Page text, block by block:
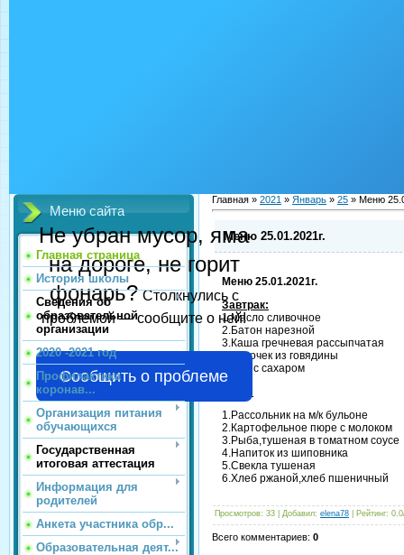
Не убран мусор, яма
на дороге, не горит
фонарь? Столкнулись с
проблемой — сообщите о ней!
Сообщить о проблеме
Меню сайта
Главная страница
История школы
Сведения об
образовательной
организации
2020 -2021 год
Профилактика
коронав...
Организация питания
обучающихся
Государственная
итоговая аттестация
Информация для
родителей
Анкета участника обр...
Образовательная деят...
Главная » 2021 » Январь » 25 » Меню
Меню 25.01.2021г.
Меню 25.01.2021г.
Завтрак:
1.Масло сливочное
2.Батон нарезной
3.Каша гречневая рассыпчатая
4.Биточек из говядины
5.Чай с сахаром
1.Рассольник на м/к бульоне
2.Картофельное пюре с молоком
3.Рыба,тушеная в томатном соусе
4.Напиток из шиповника
5.Свекла тушеная
6.Хлеб ржаной,хлеб пшеничный
Просмотров: 33 Добавил: elena78 Рейтинг: 0.0
Всего комментариев: 0